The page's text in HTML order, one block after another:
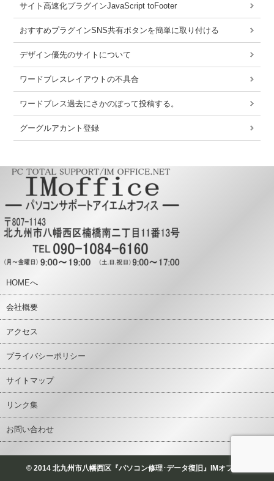
サイト高速化プラグインJavaScript toFooter
おすすめプラグインSNS共有ボタンを簡単に取り付ける
デザイン優先のサイトについて
ワードブレスレイアウトの不具合
ワードブレス過去にさかのぼって投稿する。
グーグルアカント登録
HOMEへ
会社概要
アクセス
プライバシーポリシー
サイトマップ
リンク集
お問い合わせ
© 2014 北九州市八幡西区『パソコン修理･データ復旧』IMオフィス